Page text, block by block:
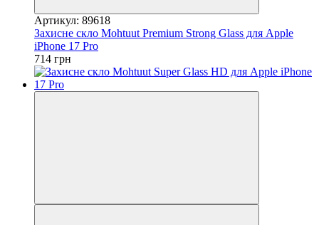
Артикул: 89618
Захисне скло Mohtuut Premium Strong Glass для Apple
iPhone 17 Pro
714 грн